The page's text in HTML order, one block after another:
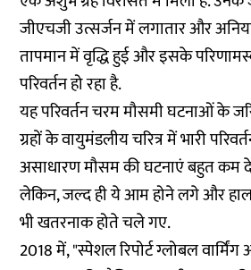
जीएचजी उत्सर्जन में लगातार और
तापमान में वृद्धि हुई और इसके
परिवर्तन हो रहा है.
यह परिवर्तन चरम मौसमी घटनाओं के
ग्रहों के वायुमंडलीय चरित्र में भारी
असाधारण मौसम की घटनाएं बहुत कम
लेकिन, जल्द ही ये आम होने लगे और
भी खतरनाक होते चले गए.
2018 में, "स्पेशल रिपोर्ट ग्लोबल